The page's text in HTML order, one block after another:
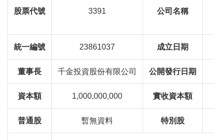
股票代號 3391 公司名稱
統一編號 23861037 成立日期
董事長 千金投資股份有限公司 公開發行日期
資本額 1,000,000,000 實收資本額
普通股 暫無資料 特別股